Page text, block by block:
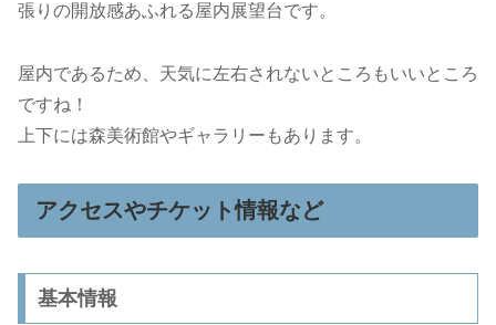
張りの開放感あふれる屋内展望台です。
屋内であるため、天気に左右されないところもいいところ
ですね！
上下には森美術館やギャラリーもあります。
アクセスやチケット情報など
基本情報